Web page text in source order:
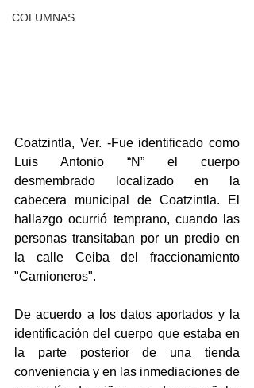
COLUMNAS
Coatzintla, Ver. -Fue identificado como
Luis Antonio “N” el cuerpo
desmembrado localizado en la
cabecera municipal de Coatzintla. El
hallazgo ocurrió temprano, cuando las
personas transitaban por un predio en
la calle Ceiba del fraccionamiento
"Camioneros".
De acuerdo a los datos aportados y la
identificación del cuerpo que estaba en
la parte posterior de una tienda
conveniencia y en las inmediaciones de